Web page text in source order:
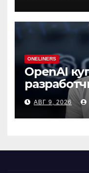
ONELINERS
OpenAI
NextSlide
АВГ 9, 2026